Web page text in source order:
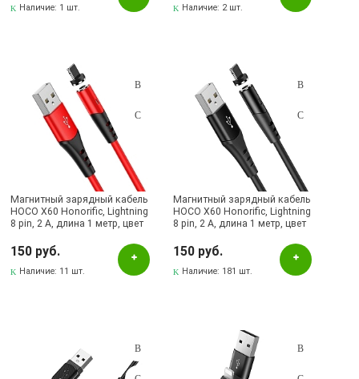
Наличие: 1 шт. Наличие: 2 шт.
Магнитный зарядный кабель
HOCO X60 Honorific, Lightning
8 pin, 2 A, длина 1 метр, цвет
150 руб.
Наличие: 11 шт.
Магнитный зарядный кабель
HOCO X60 Honorific, Lightning
8 pin, 2 A, длина 1 метр, цвет
150 руб.
Наличие: 181 шт.